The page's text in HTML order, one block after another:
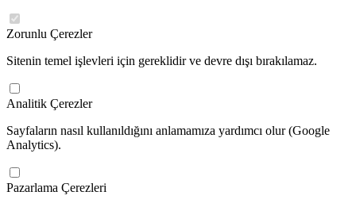
Zorunlu Çerezler
Sitenin temel işlevleri için gereklidir ve devre dışı bırakılamaz.
Analitik Çerezler
Sayfaların nasıl kullanıldığını anlamamıza yardımcı olur (Google
Analytics).
Pazarlama Çerezleri